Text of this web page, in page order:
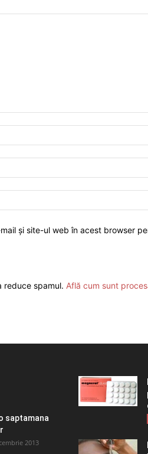
și site-ul web în acest browser
reduce spamul. Află cum sunt
saptamana
2013